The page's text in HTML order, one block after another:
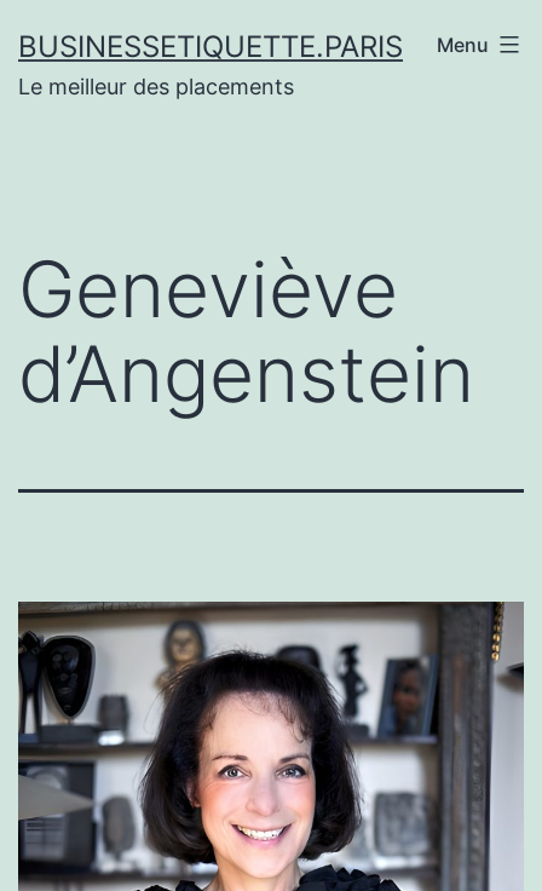
au
contenu
BUSINESSETIQUETTE.PARIS
Le meilleur des placements
Menu
Geneviève
d’Angenstein